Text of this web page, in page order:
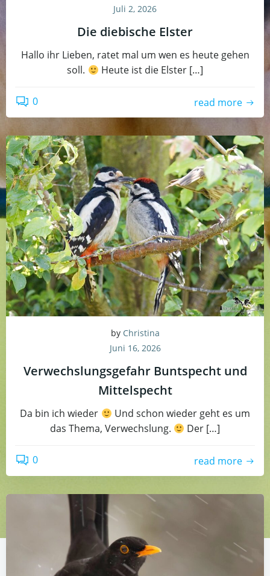
Juli 2, 2026
Die diebische Elster
Hallo ihr Lieben, ratet mal um wen es heute gehen
soll.
Heute ist die Elster […]
0 read more
by Christina
Juni 16, 2026
Verwechslungsgefahr Buntspecht und
Mittelspecht
Da bin ich wieder
Und schon wieder geht es um
das Thema, Verwechslung.
Der […]
0 read more